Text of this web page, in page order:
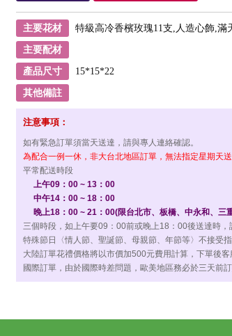
主要花材 特級高冷香檳玫瑰11支,人造心飾,滿
主要配材
產品尺寸 15*15*22
其他備註
注意事項：
如有緊急訂單須當天送達，請與專人連絡確認。
為配合一例一休，非大台北地區訂單，無法指定星期天
平常配送時段
上午09：00 ~ 13：00
中午14：00 ~ 18：00
晚上18：00 ~ 21：00(限台北市、板橋、中永和、三
三個時段，如上午要09：00前或晚上18：00後送達時，
特殊節日〈情人節、聖誕節、母親節、年節等〉不接受
大陸訂單花禮價格將以市價加500元費用計算，下單後
國際訂單，由於國際時差問題，歐美地區務必於三天前